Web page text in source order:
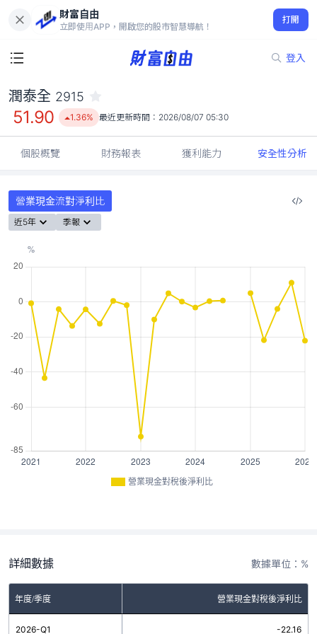
財富自由
立即使用APP，開啟您的股市智慧導航！
打開
登入
51.90
1.36%
潤泰全 2915
51.90 1.36% 最近更新時間： 2026/08/07 05:30
個股概覽 財務報表 獲利能力 安全性分析
營業現金流對淨利比
近5年 季報
營業現金對稅後淨利比
詳細數據 數據單位：%
年度/季度 營業現金對稅後淨利比
2026-Q1 -22.16